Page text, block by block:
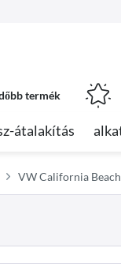
termék
átalakítás
VW California